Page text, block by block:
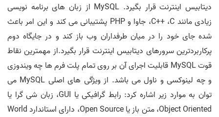
دیتابیس اینترنت قرار بگیرد. MySQL از زبان های برنامه نویسی
زیادی مانند C++ ،C، جاوا و PHP پشتیبانی می کند و این امر باعث
شده جای خود را در میان طرفداران وب باز کند و در جایگاه دوم
پرکاربردترین سرورهای دیتابیس اینترنت قرار بگیرد.از مهمترین نقاط
قوت MySQL قابلیت اجرای آن بر روی تمام پلت فرم ها چه ویندوزی
و چه لینوکسی و ناول می باشد. از ویژگی های اصلی MySQL می
توان به موارد زیر اشاره کرد: رابط گرافیکی یا GUI، زبان شی گرا یا
Object Oriented، متن باز یا Open Source، دارای استاندارد World